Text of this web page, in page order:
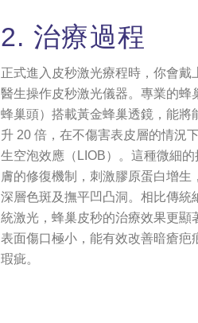
2. 治療過程
正式進入皮秒激光療程時，你會戴
醫生操作皮秒激光儀器。專業的蜂
蜂巢頭）搭載黃金蜂巢透鏡，能將
升 20 倍，在不傷害表皮層的情況
生空泡效應（LIOB）。這種微細
膚的修復機制，刺激膠原蛋白增生
深層色斑及撫平凹凸洞。相比傳統
統激光，蜂巢皮秒的治療效果更顯
表面傷口極小，能有效改善暗瘡疤
瑕疵。